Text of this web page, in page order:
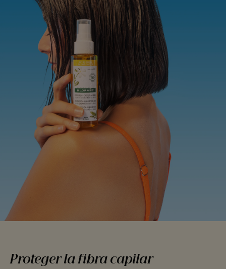
Proteger la fibra capilar